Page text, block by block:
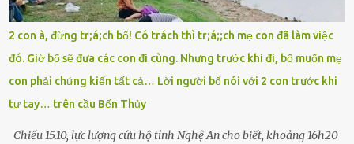
như một kẻ mất trí. Vô ích. 6h10. Còn hơn 30 phút nữa. Trong đầu
tôi chỉ có một lựa chọn duy nhất: chạy. Tôi quăng xe vào vệ đường,
rút tờ giấy báo dự thi nhét túi áo, đeo ba lô và chạy . Chạy miết.
Chạy không ngừng. Qua ngã...
2 con à, đừng tr;á;ch bố! Có trách thì tr;á;;ch mẹ con đã làm việc
đó. Giờ bố sẽ đưa các con đi cùng. Nhưng trước khi đi, bố muốn mẹ
con phải chứng kiến tất cả… Lời người bố nói với 2 con trước khi
tự tay… trên cầu Bến Thủy
Chiều 15.10, lực lượng cứu hộ tỉnh Nghệ An cho biết, khoảng 16h20